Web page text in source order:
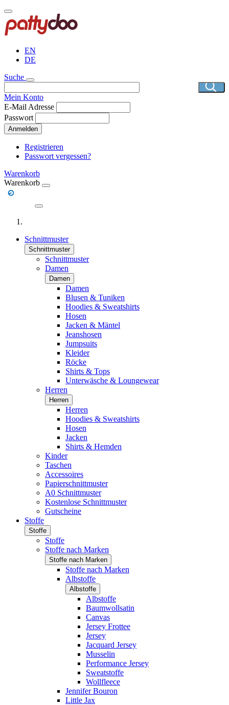
Direkt
zum
Inhalt
EN
DE
Suche
Mein Konto
E-Mail Adresse
Passwort
Anmelden
Registrieren
Passwort vergessen?
Warenkorb
Warenkorb
Schnittmuster
Schnittmuster
Schnittmuster
Damen
Damen
Damen
Blusen & Tuniken
Hoodies & Sweatshirts
Hosen
Jacken & Mäntel
Jeanshosen
Jumpsuits
Kleider
Röcke
Shirts & Tops
Unterwäsche & Loungewear
Herren
Herren
Herren
Hoodies & Sweatshirts
Hosen
Jacken
Shirts & Hemden
Kinder
Taschen
Accessoires
Papierschnittmuster
A0 Schnittmuster
Kostenlose Schnittmuster
Gutscheine
Stoffe
Stoffe
Stoffe
Stoffe nach Marken
Stoffe nach Marken
Stoffe nach Marken
Albstoffe
Albstoffe
Albstoffe
Baumwollsatin
Canvas
Jersey Frottee
Jersey
Jacquard Jersey
Musselin
Performance Jersey
Sweatstoffe
Wollfleece
Jennifer Bouron
Little Jax